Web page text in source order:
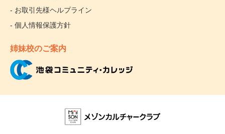
- お取引先様ヘルプライン
- 個人情報保護方針
姉妹校のご案内